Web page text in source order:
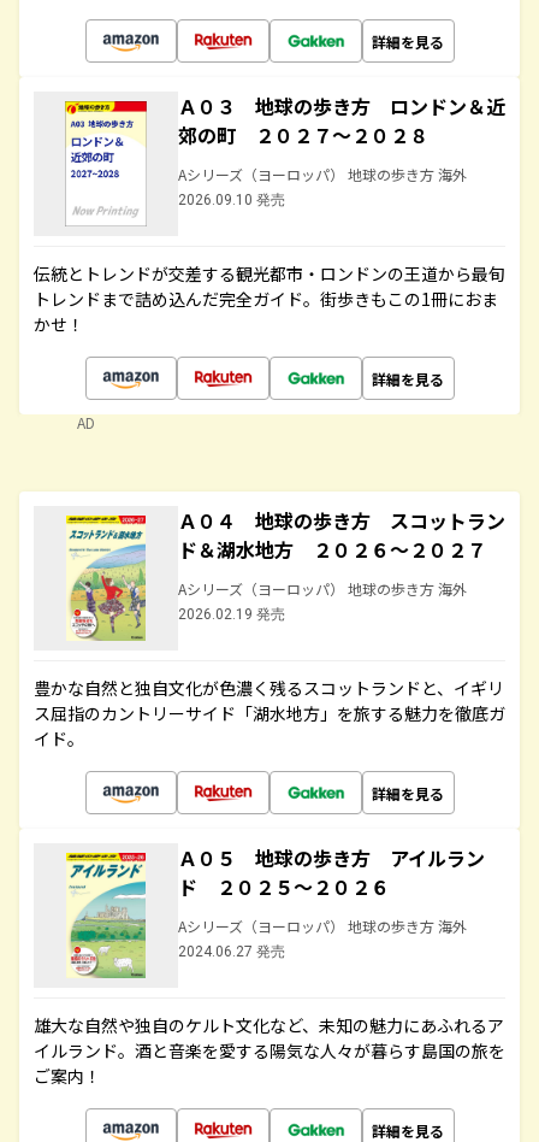
詳細を見る
Ａ０３ 地球の歩き方 ロンドン＆近
郊の町 ２０２７～２０２８
Aシリーズ（ヨーロッパ） 地球の歩き方 海外
2026.09.10 発売
伝統とトレンドが交差する観光都市・ロンドンの王道から最旬
トレンドまで詰め込んだ完全ガイド。街歩きもこの1冊におま
かせ！
詳細を見る
AD
Ａ０４ 地球の歩き方 スコットラン
ド＆湖水地方 ２０２６～２０２７
Aシリーズ（ヨーロッパ） 地球の歩き方 海外
2026.02.19 発売
豊かな自然と独自文化が色濃く残るスコットランドと、イギリ
ス屈指のカントリーサイド「湖水地方」を旅する魅力を徹底ガ
イド。
詳細を見る
Ａ０５ 地球の歩き方 アイルラン
ド ２０２５～２０２６
Aシリーズ（ヨーロッパ） 地球の歩き方 海外
2024.06.27 発売
雄大な自然や独自のケルト文化など、未知の魅力にあふれるア
イルランド。酒と音楽を愛する陽気な人々が暮らす島国の旅を
ご案内！
詳細を見る